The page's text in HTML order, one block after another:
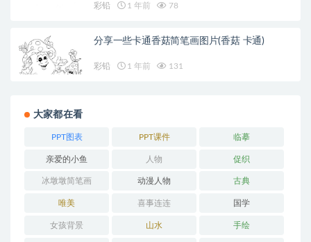
彩铅 1 年前 78
分享一些卡通香菇简笔画图片(香菇 卡通)
彩铅 1 年前 131
大家都在看
PPT图表 PPT课件 临摹
亲爱的小鱼 人物 促织
冰墩墩简笔画 动漫人物 古典
唯美 喜事连连 国学
女孩背景 山水 手绘